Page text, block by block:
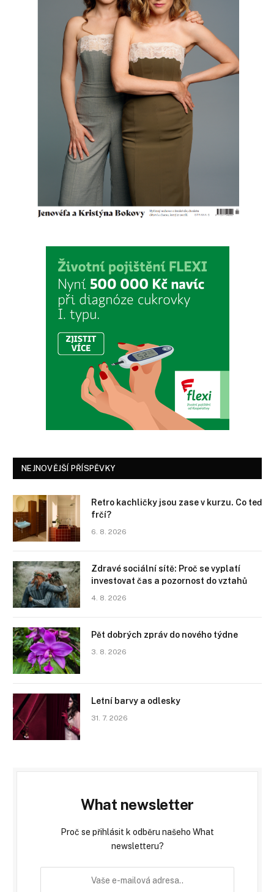
NEJNOVĚJŠÍ PŘÍSPĚVKY
Retro kachličky jsou zase v kurzu. Co teď
frčí?
6. 8. 2026
Zdravé sociální sítě: Proč se vyplatí
investovat čas a pozornost do vztahů
4. 8. 2026
Pět dobrých zpráv do nového týdne
3. 8. 2026
Letní barvy a odlesky
31. 7. 2026
What newsletter
Proč se přihlásit k odběru našeho What
newsletteru?